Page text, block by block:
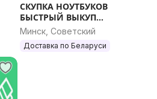
СКУПКА НОУТБУКОВ
БЫСТРЫЙ ВЫКУП
НОУТБУКОВ
Минск, Советский
Доставка по Беларуси